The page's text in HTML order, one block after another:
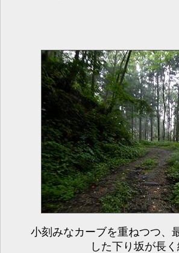
小刻みなカーブを重ねつつ、
した下り坂が長く